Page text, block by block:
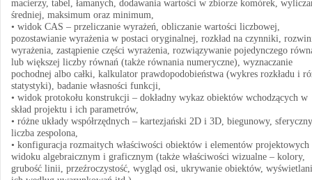
macierzy, tabel, łamanych, dodawania wartości w zbiorze komórek,
średniej, maksimum oraz minimum,
• widok CAS – przeliczanie wyrażeń, obliczanie wartości liczbowej,
pozostawianie wyrażenia w postaci oryginalnej, rozkład na czynniki,
wyrażenia, zastąpienie części wyrażenia, rozwiązywanie pojedynczego
lub większej liczby równań (także równania numeryczne), wyznaczanie
pochodnej albo całki, kalkulator prawdopodobieństwa (wykres rozkładu i
statystyki), badanie własności funkcji,
• widok protokołu konstrukcji – dokładny wykaz obiektów wchodzących w
skład projektu i ich parametrów,
• różne układy współrzędnych – kartezjański 2D i 3D, biegunowy,
liczba zespolona,
• konfiguracja rozmaitych właściwości obiektów i elementów projektowych
widoku algebraicznym i graficznym (także właściwości wizualne – kolory,
grubość linii, przeźroczystość, wygląd osi, ukrywanie obiektów,